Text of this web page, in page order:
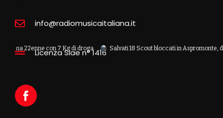
con 7 Kg di droga Salvati 18 Scout bloccati in Aspromonte, due
info@radiomusicaitaliana.it
Licenza Siae n° 1416